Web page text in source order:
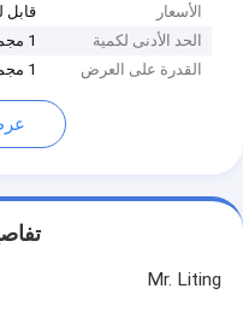
الأسعار
قابل
الحد الأدنى لكمية
1 مجموعة
القدرة على العرض
1 مجموعة شهريا
Mr. Liting